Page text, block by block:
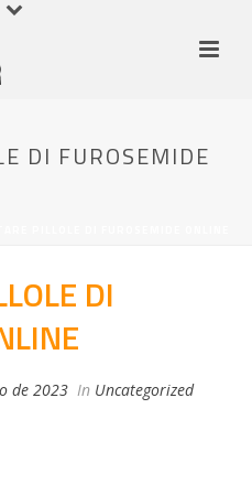
DI FUROSEMIDE
DI
de 2023 In Uncategorized